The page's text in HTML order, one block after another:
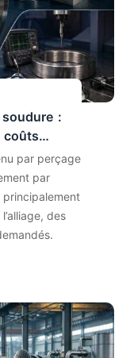
:
coûts
par perçage
par
principalement
des